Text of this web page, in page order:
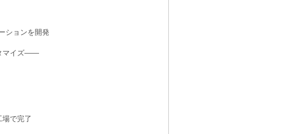
ションを開発
マイズ――
で完了